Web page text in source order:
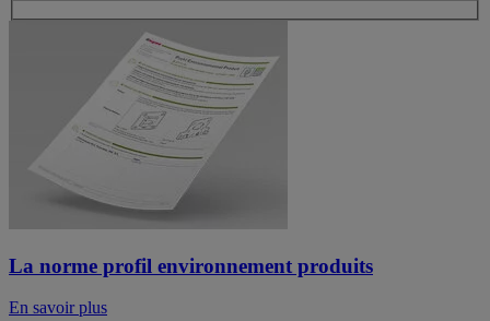
La norme profil environnement produits
En savoir plus